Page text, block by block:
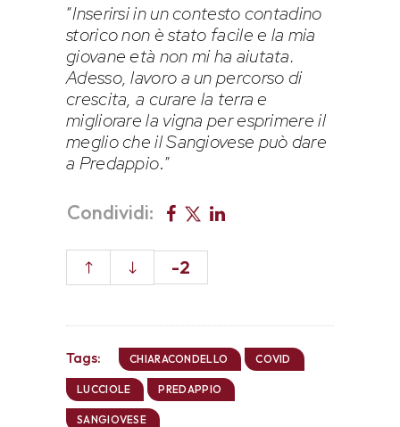
“Inserirsi in un contesto contadino
storico non è stato facile e la mia
giovane età non mi ha aiutata.
Adesso, lavoro a un percorso di
crescita, a curare la terra e
migliorare la vigna per esprimere il
meglio che il Sangiovese può dare
a Predappio.”
Condividi:
-2
Tags: CHIARACONDELLO COVID
LUCCIOLE PREDAPPIO
SANGIOVESE